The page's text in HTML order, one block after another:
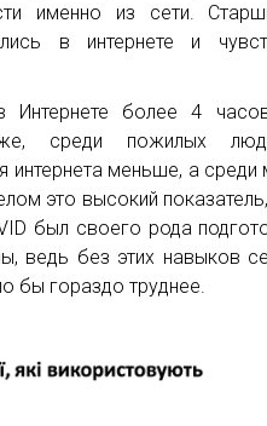
именно из сети.
в интернете и
Интернете более 4
среди пожилых
интернета меньше, а
это высокий
был своего рода
ведь без этих навыков
бы гораздо труднее.